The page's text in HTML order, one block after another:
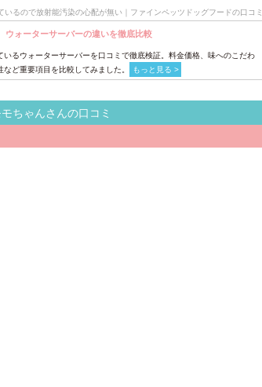
いるので放射能汚染の心配が無い｜ファインペッツドッグフードの口コミ
ウォーターサーバーの違いを徹底比較
いるウォーターサーバーを口コミで徹底検証。料金価格、味へのこだわ
など重要項目を比較してみました。
もっと見る >
モちゃんさんの口コミ